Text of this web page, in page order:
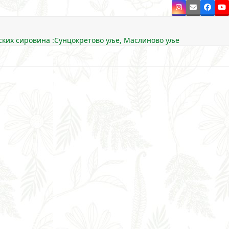
Instagram
Email
сировина :Сунцокретово уље, Маслиново уље